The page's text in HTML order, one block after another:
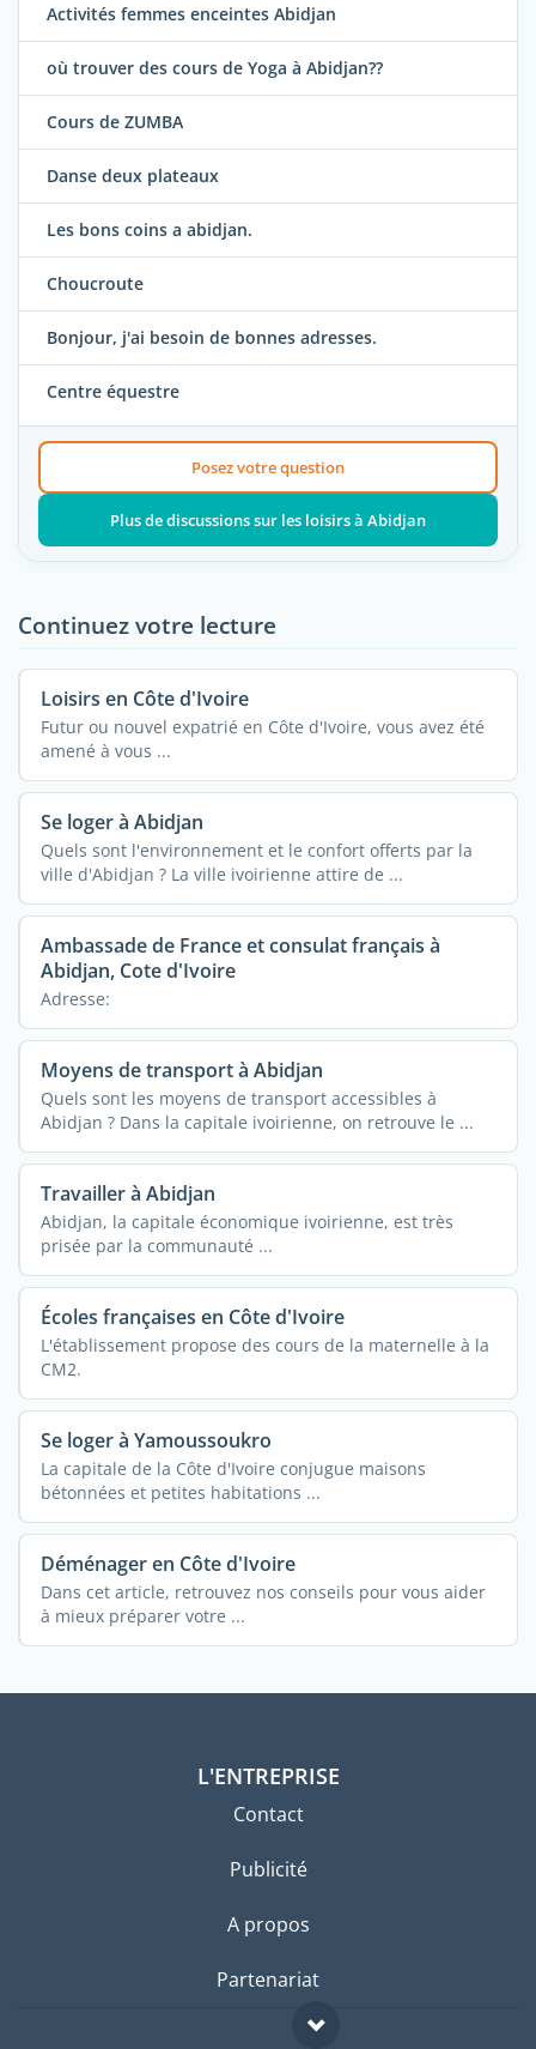
Activités femmes enceintes Abidjan
où trouver des cours de Yoga à Abidjan??
Cours de ZUMBA
Danse deux plateaux
Les bons coins a abidjan.
Choucroute
Bonjour, j'ai besoin de bonnes adresses.
Centre équestre
Posez votre question
Plus de discussions sur les loisirs à Abidjan
Continuez votre lecture
Loisirs en Côte d'Ivoire
Futur ou nouvel expatrié en Côte d'Ivoire, vous avez été
amené à vous ...
Se loger à Abidjan
Quels sont l'environnement et le confort offerts par la
ville d'Abidjan ? La ville ivoirienne attire de ...
Ambassade de France et consulat français à
Abidjan, Cote d'Ivoire
Adresse:
Moyens de transport à Abidjan
Quels sont les moyens de transport accessibles à
Abidjan ? Dans la capitale ivoirienne, on retrouve le ...
Travailler à Abidjan
Abidjan, la capitale économique ivoirienne, est très
prisée par la communauté ...
Écoles françaises en Côte d'Ivoire
L'établissement propose des cours de la maternelle à la
CM2.
Se loger à Yamoussoukro
La capitale de la Côte d'Ivoire conjugue maisons
bétonnées et petites habitations ...
Déménager en Côte d'Ivoire
Dans cet article, retrouvez nos conseils pour vous aider
à mieux préparer votre ...
L'ENTREPRISE
Contact
Publicité
A propos
Partenariat